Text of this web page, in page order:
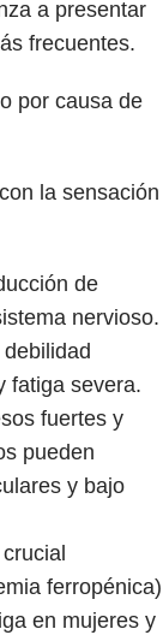
a presentar
frecuentes.
la sensación
de
nervioso.
fatiga severa.
fuertes y
pueden
y bajo
ferropénica)
en mujeres y